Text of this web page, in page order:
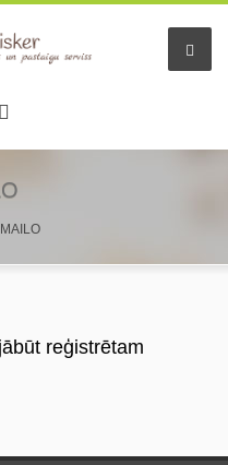
MAILO
reģistrētam